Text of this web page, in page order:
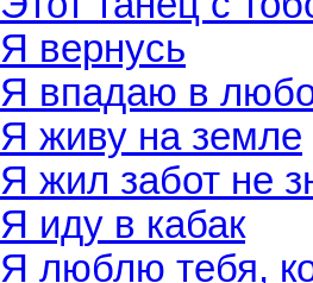
Я вернусь
Я впадаю в
Я живу на земле
Я жил забот не
Я иду в кабак
Я люблю тебя,